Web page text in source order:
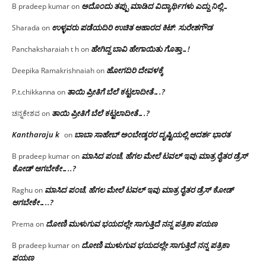
B pradeep kumaron ಅದೊಂದು ತಪ್ಪು ಮಾಡಿದ ವಿದ್ಯಾರ್ಥಿಗಳು ಎದ್ದು ನಿಲ್ಲಿ…
Sharada on ಉಳ್ಳವರು ಪಡೆಯದಿರಿ ಉಚಿತ ಆಹಾರದ ಕಿಟ್: ಸುರೇಶಗೌಡ
Panchaksharaiah t hon ಹೇಗಿದ್ದ ಬಾವಿ ಹೇಗಾಯಿತು ಗೊತ್ತಾ…!
Deepika Ramakrishnaiahon ಹೋಗದಿರಿ ದೇವಳಕ್ಕೆ
P.t.chikkanna on ತಾಯಿ ಪ್ರೀತಿಗೆ ಬೆಲೆ ಕಟ್ಟಲಾದೀತೆ….?
ಚನ್ನಕೇಶವon ತಾಯಿ ಪ್ರೀತಿಗೆ ಬೆಲೆ ಕಟ್ಟಲಾದೀತೆ….?
Kantharaju k on ಬಾಬಾ ಸಾಹೇಬ್ ಅಂಬೇಡ್ಕರರ ದೃಷ್ಟಿಯಲ್ಲಿ ಆದರ್ಶ ಭಾರತ
B pradeep kumaron ಮಾಸಿದ ಪಂಚೆ, ಹೆಗಲ ಮೇಲೆ ಟವಲ್‌ ಇವು ಮಾತ್ರ ರೈತರ ಡ್ರೆಸ್‌
ಕೋಡ್ ಆಗಬೇಕೇ…..?‌
Raghuon ಮಾಸಿದ ಪಂಚೆ, ಹೆಗಲ ಮೇಲೆ ಟವಲ್‌ ಇವು ಮಾತ್ರ ರೈತರ ಡ್ರೆಸ್‌ ಕೋಡ್
ಆಗಬೇಕೇ…..?‌
Prema on ದೋಣಿ ಮುಳುಗುವ ಭಯದಲ್ಲೇ ಸಾಗುತ್ತಿದೆ ನನ್ನ ಪತ್ರಿಕಾ ಪಯಣ
B pradeep kumaron ದೋಣಿ ಮುಳುಗುವ ಭಯದಲ್ಲೇ ಸಾಗುತ್ತಿದೆ ನನ್ನ ಪತ್ರಿಕಾ
ಪಯಣ